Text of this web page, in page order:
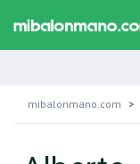
mibalonmano.com